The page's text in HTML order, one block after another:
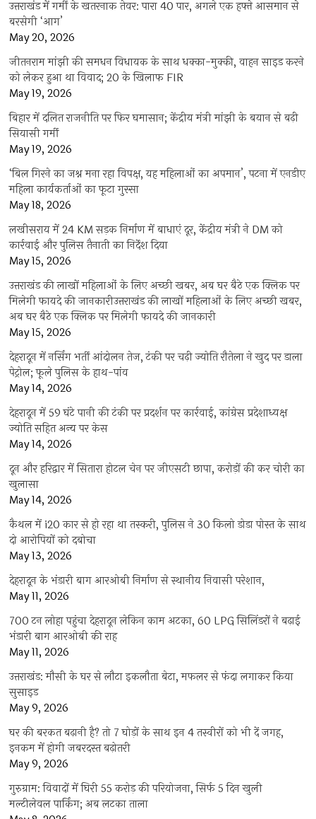
उत्तराखंड में गर्मी के खतरनाक तेवर: पारा 40 पार, अगले एक हफ्ते आसमान से
बरसेगी ‘आग’
May 20, 2026
जीतनराम मांझी की समधन विधायक के साथ धक्का-मुक्की, वाहन साइड करने
को लेकर हुआ था विवाद; 20 के खिलाफ FIR
May 19, 2026
बिहार में दलित राजनीति पर फिर घमासान; केंद्रीय मंत्री मांझी के बयान से बढ़ी
सियासी गर्मी
May 19, 2026
‘बिल गिरने का जश्न मना रहा विपक्ष, यह महिलाओं का अपमान’, पटना में एनडीए
महिला कार्यकर्ताओं का फूटा गुस्सा
May 18, 2026
लखीसराय में 24 KM सड़क निर्माण में बाधाएं दूर, केंद्रीय मंत्री ने DM को
कार्रवाई और पुलिस तैनाती का निर्देश दिया
May 15, 2026
उत्तराखंड की लाखों महिलाओं के लिए अच्छी खबर, अब घर बैठे एक क्लिक पर
मिलेगी फायदे की जानकारीउत्तराखंड की लाखों महिलाओं के लिए अच्छी खबर,
अब घर बैठे एक क्लिक पर मिलेगी फायदे की जानकारी
May 15, 2026
देहरादून में नर्सिंग भर्ती आंदोलन तेज, टंकी पर चढ़ी ज्योति रौतेला ने खुद पर डाला
पेट्रोल; फूले पुलिस के हाथ-पांव
May 14, 2026
देहरादून में 59 घंटे पानी की टंकी पर प्रदर्शन पर कार्रवाई, कांग्रेस प्रदेशाध्यक्ष
ज्योति सहित अन्य पर केस
May 14, 2026
दून और हरिद्वार में सितारा होटल चेन पर जीएसटी छापा, करोड़ों की कर चोरी का
खुलासा
May 14, 2026
कैथल में i20 कार से हो रहा था तस्करी, पुलिस ने 30 किलो डोडा पोस्त के साथ
दो आरोपियों को दबोचा
May 13, 2026
देहरादून के भंडारी बाग आरओबी निर्माण से स्थानीय निवासी परेशान,
May 11, 2026
700 टन लोहा पहुंचा देहरादून लेकिन काम अटका, 60 LPG सिलिंडरों ने बढ़ाई
भंडारी बाग आरओबी की राह
May 11, 2026
उत्तराखंड: मौसी के घर से लौटा इकलौता बेटा, मफलर से फंदा लगाकर किया
सुसाइड
May 9, 2026
घर की बरकत बढ़ानी है? तो 7 घोड़ों के साथ इन 4 तस्वीरों को भी दें जगह,
इनकम में होगी जबरदस्त बढ़ोतरी
May 9, 2026
गुरुग्राम: विवादों में घिरी 55 करोड़ की परियोजना, सिर्फ 5 दिन खुली
मल्टीलेवल पार्किंग; अब लटका ताला